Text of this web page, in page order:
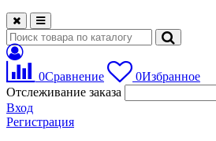
0Сравнение 0Избранное
Отслеживание заказа
Вход
Регистрация